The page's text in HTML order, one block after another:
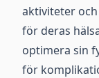
aktiviteter
för deras
optimera sin
för